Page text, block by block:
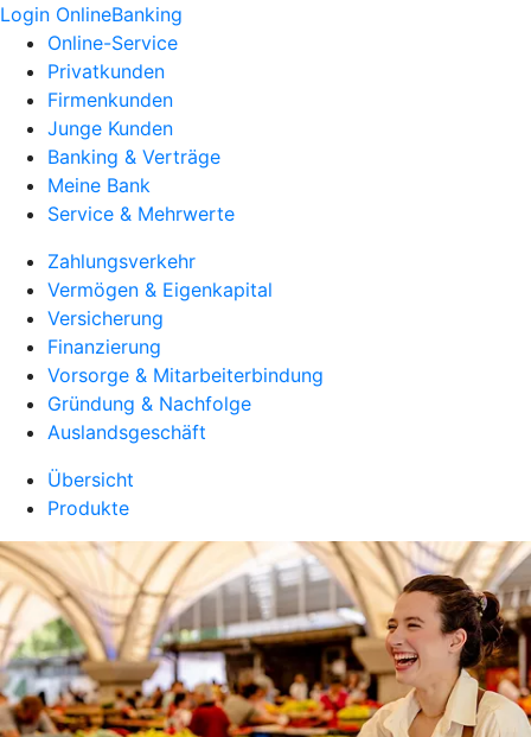
Login OnlineBanking
Online-Service
Privatkunden
Firmenkunden
Junge Kunden
Banking & Verträge
Meine Bank
Service & Mehrwerte
Zahlungsverkehr
Vermögen & Eigenkapital
Versicherung
Finanzierung
Vorsorge & Mitarbeiterbindung
Gründung & Nachfolge
Auslandsgeschäft
Übersicht
Produkte